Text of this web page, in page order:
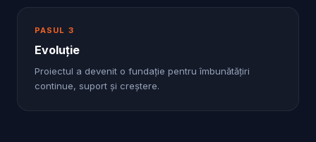
PASUL 3
Evoluție
Proiectul a devenit o fundație pentru îmbunătățiri
continue, suport și creștere.